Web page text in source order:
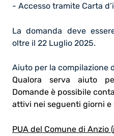
- Accesso tramite Carta
La domanda deve
oltre il 22 Luglio 2025.
Aiuto per la compilazione
Qualora serva aiuto
Domande è possibile
attivi nei seguenti giorni e
PUA del Comune di Anzio